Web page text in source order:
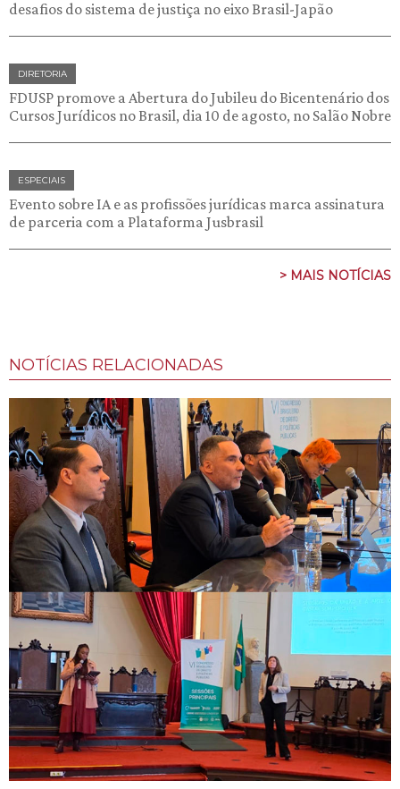
desafios do sistema de justiça no eixo Brasil-Japão
DIRETORIA
FDUSP promove a Abertura do Jubileu do Bicentenário dos
Cursos Jurídicos no Brasil, dia 10 de agosto, no Salão Nobre
ESPECIAIS
Evento sobre IA e as profissões jurídicas marca assinatura
de parceria com a Plataforma Jusbrasil
> MAIS NOTÍCIAS
NOTÍCIAS RELACIONADAS